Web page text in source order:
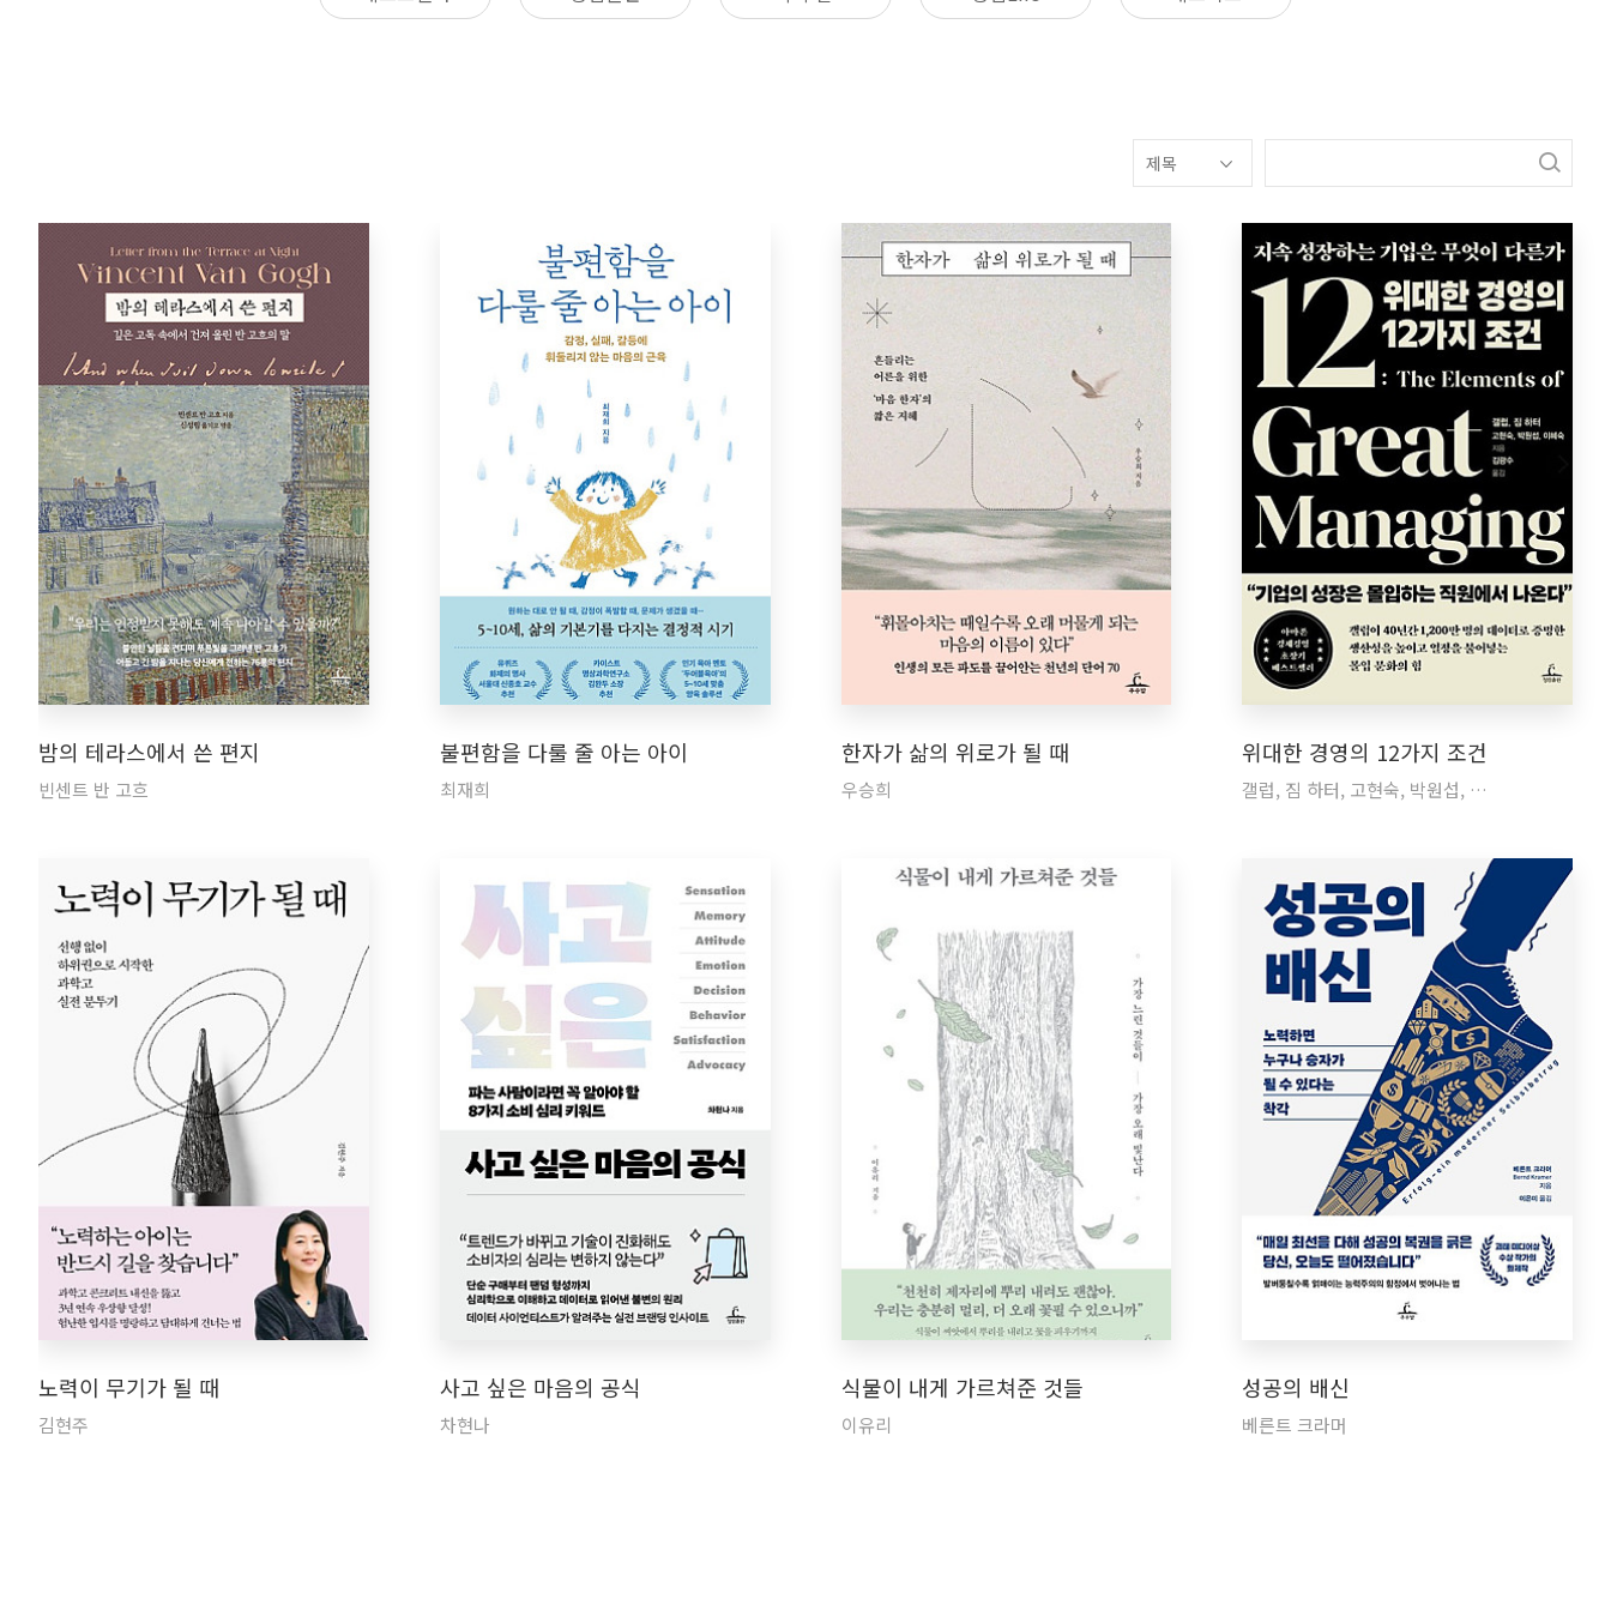
밤의 테라스에서 쓴 편지
빈센트 반 고흐
불편함을 다룰 줄 아는 아이
최재희
한자가 삶의 위로가 될 때
우승희
위대한 경영의 12가지 조건
갤럽, 짐 하터, 고현숙, 박원섭, …
노력이 무기가 될 때
김현주
사고 싶은 마음의 공식
차현나
식물이 내게 가르쳐준 것들
이유리
성공의 배신
베른트 크라머